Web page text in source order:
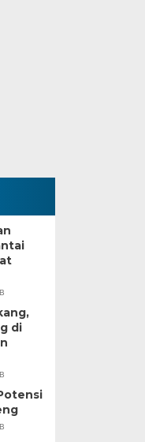
di
di